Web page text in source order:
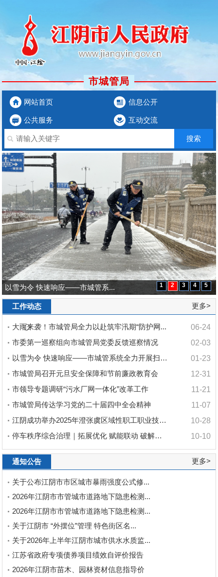
市城管局
网站首页 信息公开
公共服务 互动交流
大雨҈来袭！市城管局全力以赴筑...
以雪为令 快速响应——市城管系...
市领导专题调研“污水厂网一体化...
市城管局传达学习党的二十届四中...
江阴成功举办2025年澄张虞区域性... 1 2 3 4 5
工作动态 更多>
大雨҈来袭！市城管局全力以赴筑牢汛期“防护网...
06-24
市委第一巡察组向市城管局党委反馈巡察情况
02-03
以雪为令 快速响应——市城管系统全力开展扫雪...
01-23
市城管局召开元旦安全保障和节前廉政教育会
12-31
市领导专题调研“污水厂网一体化”改革工作
11-21
市城管局传达学习党的二十届四中全会精神
11-07
江阴成功举办2025年澄张虞区域性职工职业技能大...
10-28
停车秩序综合治理｜拓展优化 赋能联动 破解忠义...
10-10
通知公告 更多>
关于公布江阴市市区城市暴雨强度公式修...
2026年江阴市市管城市道路地下隐患检测...
2026年江阴市市管城市道路地下隐患检测...
关于江阴市 “外摆位”管理 特色街区名...
关于2026年上半年江阴市城市供水水质监...
江苏省政府专项债券项目绩效自评价报告
2026年江阴市苗木、园林资材信息指导价